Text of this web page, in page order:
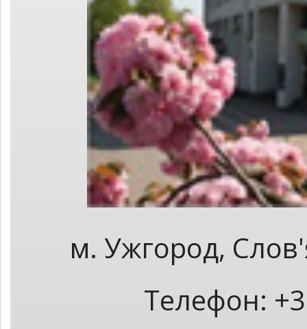
м. Ужгород,
Телефон: